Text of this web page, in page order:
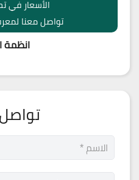
الأسعار في
تواصل معنا
انظمة